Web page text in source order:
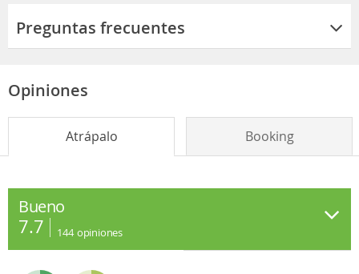
Preguntas frecuentes
Opiniones
Atrápalo Booking
Bueno
7.7 144 opiniones